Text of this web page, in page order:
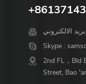
Skype :
2nd FL，Bld
Street, Bao